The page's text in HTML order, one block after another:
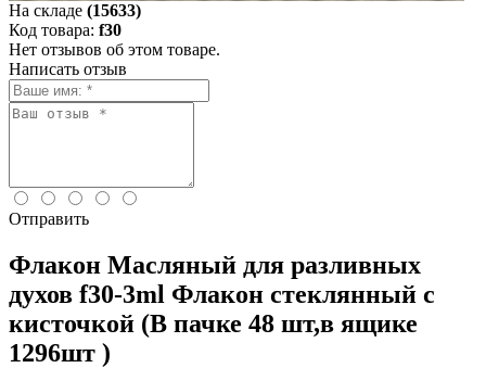
На складе (15633)
Код товара: f30
Нет отзывов об этом товаре.
Написать отзыв
Отправить
Флакон Масляный для разливных
духов f30-3ml Флакон стеклянный с
кисточкой (В пачке 48 шт,в ящике
1296шт )